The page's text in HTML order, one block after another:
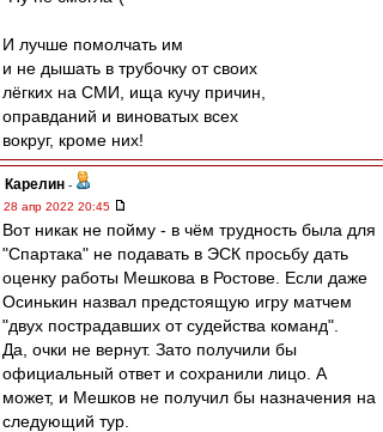
И лучше помолчать им
и не дышать в трубочку от своих
лёгких на СМИ, ища кучу причин,
оправданий и виноватых всех
вокруг, кроме них!
Карелин -
28 апр 2022 20:45
Вот никак не пойму - в чём трудность была для
"Спартака" не подавать в ЭСК просьбу дать
оценку работы Мешкова в Ростове. Если даже
Осинькин назвал предстоящую игру матчем
"двух пострадавших от судейства команд".
Да, очки не вернут. Зато получили бы
официальный ответ и сохранили лицо. А
может, и Мешков не получил бы назначения на
следующий тур.